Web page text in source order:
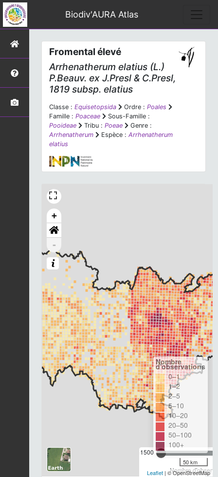
Biodiv'AURA Atlas
Fromental élevé
Arrhenatherum elatius (L.)
P.Beauv. ex J.Presl & C.Presl,
1819 subsp. elatius
Classe : Equisetopsida Ordre : Poales
Famille : Poaceae
Sous-Famille :
Pooideae
Tribu : Poeae
Genre :
Arrhenatherum
Espèce : Arrhenatherum
elatius
+
-
1500
Nombre
Nombre
d'observations
0–1
1–2
2–5
5–10
10–20
20–50
50–100
100+
50 km
Leaflet | © OpenStreetMap